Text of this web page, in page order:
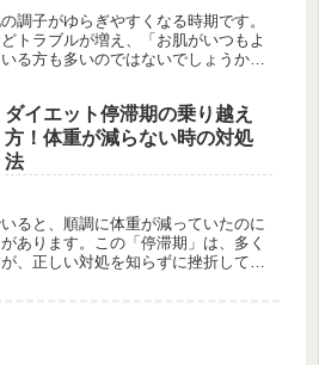
調子がゆらぎやすくなる時期です。
トラブルが増え、「お肌がいつもよ
る方も多いのではないでしょうか？
ダイエット停滞期の乗り越え
方！体重が減らない時の対処
法
ると、順調に体重が減っていたのに
あります。この「停滞期」は、多く
、正しい対処を知らずに挫折してし